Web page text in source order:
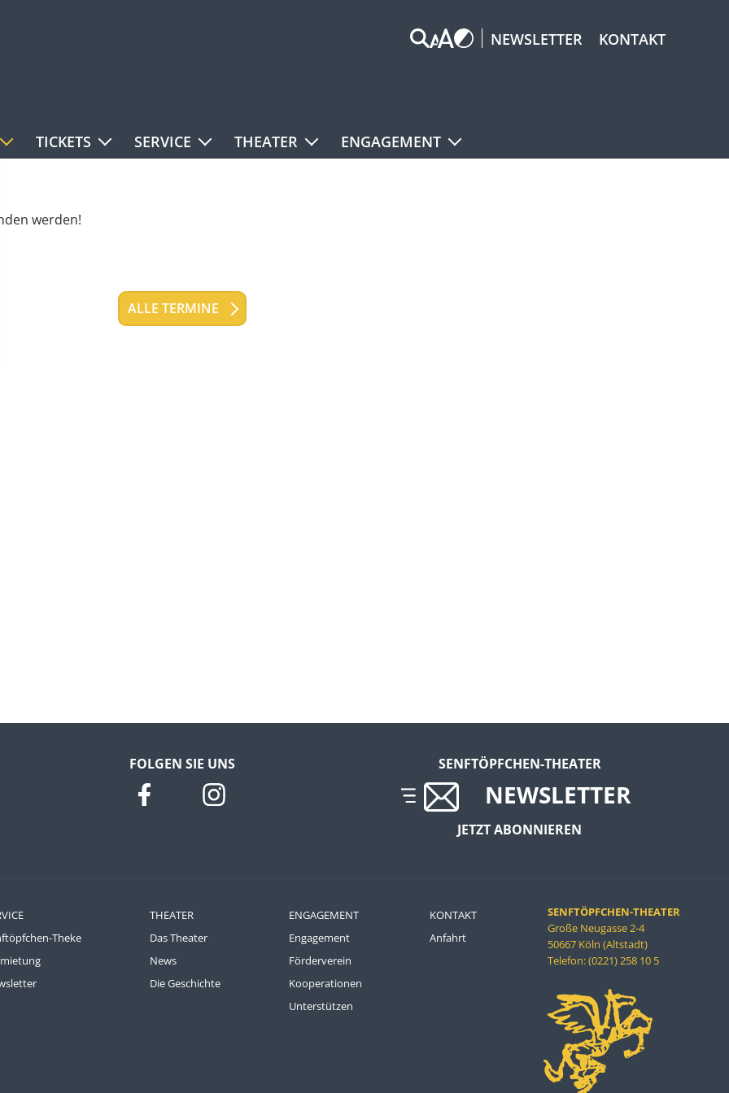
NEWSLETTER KONTAKT
TICKETS SERVICE THEATER ENGAGEMENT
werden!
ALLE TERMINE
FOLGEN SIE UNS SENFTÖPFCHEN-THEATER
NEWSLETTER
JETZT ABONNIEREN
Theke
THEATER
Das Theater
News
Die Geschichte
ENGAGEMENT
Engagement
Förderverein
Kooperationen
Unterstützen
KONTAKT
Anfahrt
SENFTÖPFCHEN-THEATER
Große Neugasse 2-4
50667 Köln (Altstadt)
Telefon: (0221) 258 10 5